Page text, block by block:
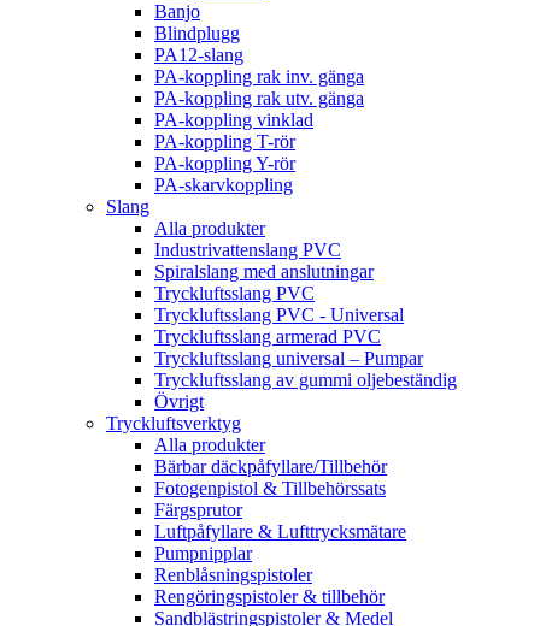
Banjo
Blindplugg
PA12-slang
PA-koppling rak inv. gänga
PA-koppling rak utv. gänga
PA-koppling vinklad
PA-koppling T-rör
PA-koppling Y-rör
PA-skarvkoppling
Slang
Alla produkter
Industrivattenslang PVC
Spiralslang med anslutningar
Tryckluftsslang PVC
Tryckluftsslang PVC - Universal
Tryckluftsslang armerad PVC
Tryckluftsslang universal – Pumpar
Tryckluftsslang av gummi oljebeständig
Övrigt
Tryckluftsverktyg
Alla produkter
Bärbar däckpåfyllare/Tillbehör
Fotogenpistol & Tillbehörssats
Färgsprutor
Luftpåfyllare & Lufttrycksmätare
Pumpnipplar
Renblåsningspistoler
Rengöringspistoler & tillbehör
Sandblästringspistoler & Medel